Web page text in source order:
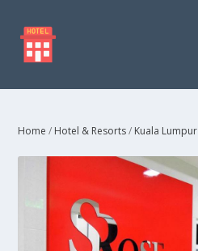
Home / Hotel & Resorts/ Kuala Lumpur